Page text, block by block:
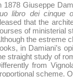
1878 Giuseppe
libro dei cinque
that the
of ministerial
the estreme
in Damiani’s
straight study of
from
scheme.